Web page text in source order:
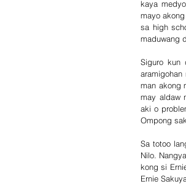
kaya
mayo
sa high
maduwang
Siguro kun
man akong
may aldaw
aki o
Ompong
Sa totoo
Nilo.
kong si
Ernie